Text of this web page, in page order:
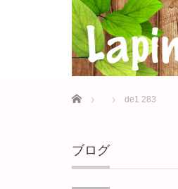
Home de1 283
ブログ